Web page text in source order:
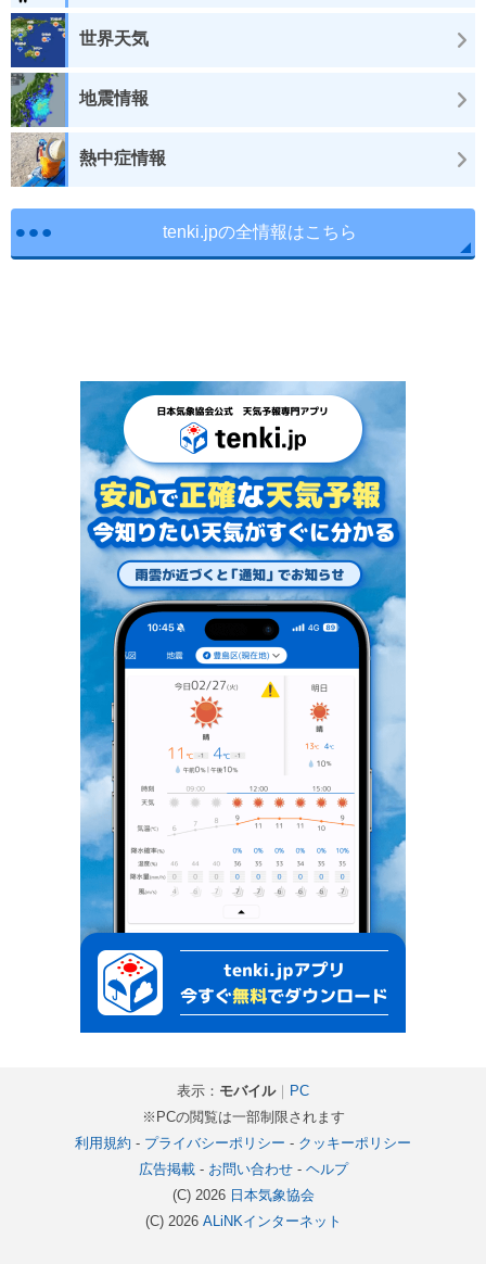
世界天気
地震情報
熱中症情報
tenki.jpの全情報はこちら
表示： モバイル｜ PC
※PCの閲覧は一部制限されます
利用規約 - プライバシーポリシー - クッキーポリシー
広告掲載- お問い合わせ- ヘルプ
(C) 2026 日本気象協会
(C) 2026 ALiNKインターネット